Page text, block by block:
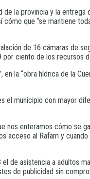
la provincia y la
que “se mantiene
de 16 cámaras de
ciento de los recursos
la “obra hídrica de la
el municipio con mayor
nos enteramos cómo se
acceso al Rafam y
de asistencia a adultos
de publicidad sin